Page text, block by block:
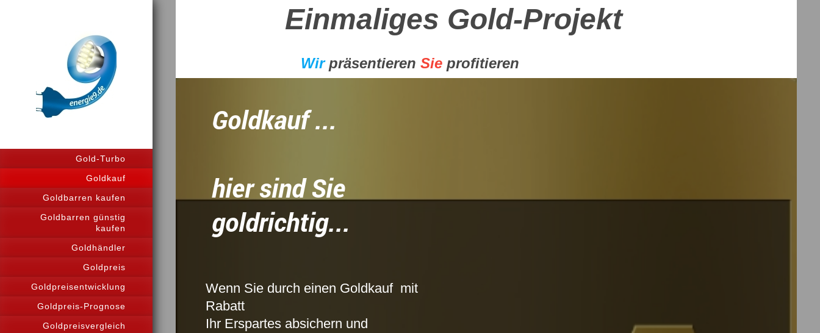
Gold-Turbo
Goldkauf
Goldbarren kaufen
Goldbarren günstig
kaufen
Goldhändler
Goldpreis
Goldpreisentwicklung
Goldpreis-Prognose
Goldpreisvergleich
Einmaliges Gold-Projekt
Wirpräsentieren Sie profitieren
Goldkauf ...
hier sind Sie
goldrichtig...
Wenn Sie durch einen Goldkauf mit
Rabatt
Ihr Erspartes absichern und